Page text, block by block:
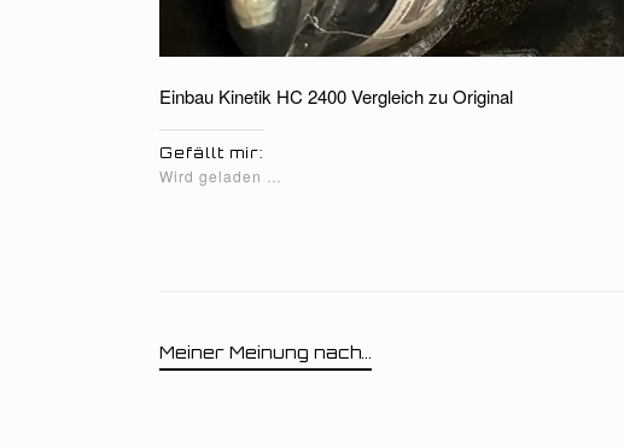
Einbau Kinetik HC 2400 Vergleich zu Original
Gefällt mir:
Wird geladen …
Meiner Meinung nach...